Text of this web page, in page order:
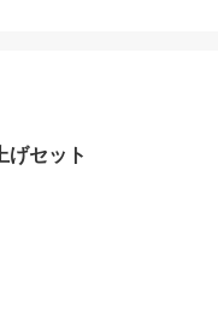
げセット